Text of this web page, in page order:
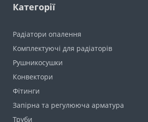
Категорії
Радіатори опалення
Комплектуючі для радіаторів
Рушникосушки
Конвектори
Фітинги
Запірна та регулююча арматура
Труби